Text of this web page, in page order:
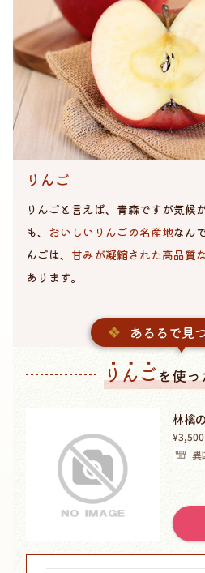
りんご
りんごと言えば、青森ですが気候
も、 おいしいりんごの名産地なん
んごは、 甘みが凝縮された高品質
あります。
あるるで見
りんごを使
林檎
¥3,500
異